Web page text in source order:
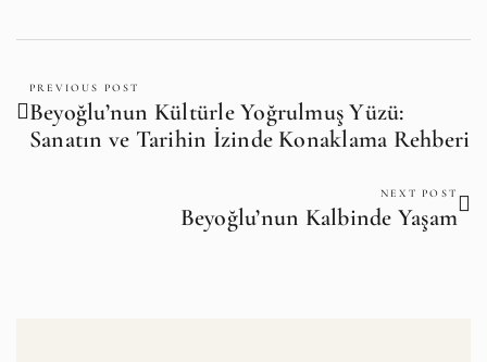
PREVIOUS POST
Beyoğlu’nun Kültürle Yoğrulmuş Yüzü:
Sanatın ve Tarihin İzinde Konaklama Rehberi
NEXT POST
Beyoğlu’nun Kalbinde Yaşam